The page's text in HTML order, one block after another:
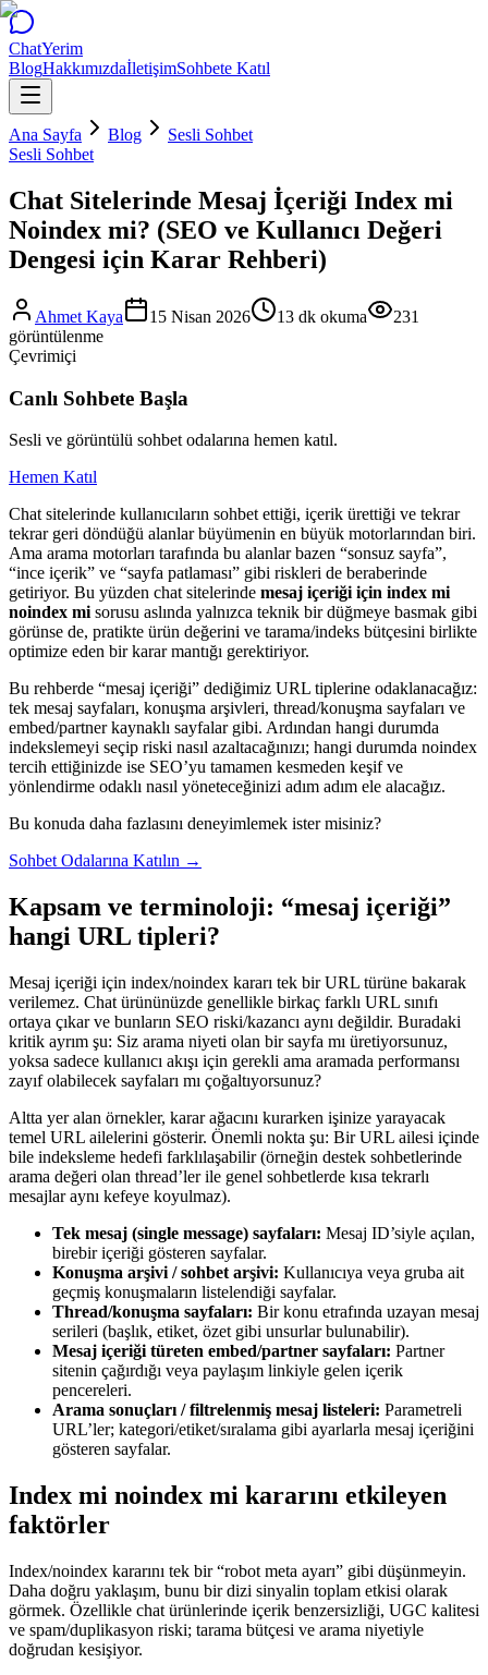
ChatYerim
BlogHakkımızdaİletişimSohbete Katıl
Ana Sayfa Blog
Sesli Sohbet
Sesli Sohbet
Chat Sitelerinde Mesaj İçeriği Index mi
Noindex mi? (SEO ve Kullanıcı Değeri
Dengesi için Karar Rehberi)
Ahmet Kaya 15 Nisan 2026 13 dk okuma
231
görüntülenme
Çevrimiçi
Canlı Sohbete Başla
Sesli ve görüntülü sohbet odalarına hemen katıl.
Hemen Katıl
Chat sitelerinde kullanıcıların sohbet ettiği, içerik ürettiği ve tekrar
tekrar geri döndüğü alanlar büyümenin en büyük motorlarından biri.
Ama arama motorları tarafında bu alanlar bazen “sonsuz sayfa”,
“ince içerik” ve “sayfa patlaması” gibi riskleri de beraberinde
getiriyor. Bu yüzden chat sitelerinde mesaj içeriği için index mi
noindex mi sorusu aslında yalnızca teknik bir düğmeye basmak gibi
görünse de, pratikte ürün değerini ve tarama/indeks bütçesini birlikte
optimize eden bir karar mantığı gerektiriyor.
Bu rehberde “mesaj içeriği” dediğimiz URL tiplerine odaklanacağız:
tek mesaj sayfaları, konuşma arşivleri, thread/konuşma sayfaları ve
embed/partner kaynaklı sayfalar gibi. Ardından hangi durumda
indekslemeyi seçip riski nasıl azaltacağınızı; hangi durumda noindex
tercih ettiğinizde ise SEO’yu tamamen kesmeden keşif ve
yönlendirme odaklı nasıl yöneteceğinizi adım adım ele alacağız.
Bu konuda daha fazlasını deneyimlemek ister misiniz?
Sohbet Odalarına Katılın →
Kapsam ve terminoloji: “mesaj içeriği”
hangi URL tipleri?
Mesaj içeriği için index/noindex kararı tek bir URL türüne bakarak
verilemez. Chat ürününüzde genellikle birkaç farklı URL sınıfı
ortaya çıkar ve bunların SEO riski/kazancı aynı değildir. Buradaki
kritik ayrım şu: Siz arama niyeti olan bir sayfa mı üretiyorsunuz,
yoksa sadece kullanıcı akışı için gerekli ama aramada performansı
zayıf olabilecek sayfaları mı çoğaltıyorsunuz?
Altta yer alan örnekler, karar ağacını kurarken işinize yarayacak
temel URL ailelerini gösterir. Önemli nokta şu: Bir URL ailesi içinde
bile indeksleme hedefi farklılaşabilir (örneğin destek sohbetlerinde
arama değeri olan thread’ler ile genel sohbetlerde kısa tekrarlı
mesajlar aynı kefeye koyulmaz).
Tek mesaj (single message) sayfaları: Mesaj ID’siyle açılan,
birebir içeriği gösteren sayfalar.
Konuşma arşivi / sohbet arşivi: Kullanıcıya veya gruba ait
geçmiş konuşmaların listelendiği sayfalar.
Thread/konuşma sayfaları: Bir konu etrafında uzayan mesaj
serileri (başlık, etiket, özet gibi unsurlar bulunabilir).
Mesaj içeriği türeten embed/partner sayfaları: Partner
sitenin çağırdığı veya paylaşım linkiyle gelen içerik
pencereleri.
Arama sonuçları / filtrelenmiş mesaj listeleri: Parametreli
URL’ler; kategori/etiket/sıralama gibi ayarlarla mesaj içeriğini
gösteren sayfalar.
Index mi noindex mi kararını etkileyen
faktörler
Index/noindex kararını tek bir “robot meta ayarı” gibi düşünmeyin.
Daha doğru yaklaşım, bunu bir dizi sinyalin toplam etkisi olarak
görmek. Özellikle chat ürünlerinde içerik benzersizliği, UGC kalitesi
ve spam/duplikasyon riski; tarama bütçesi ve arama niyetiyle
doğrudan kesişiyor.